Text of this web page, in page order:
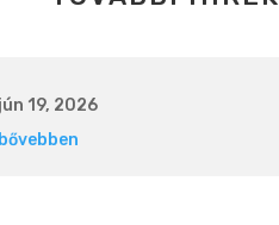
jún 19, 2026
bővebben